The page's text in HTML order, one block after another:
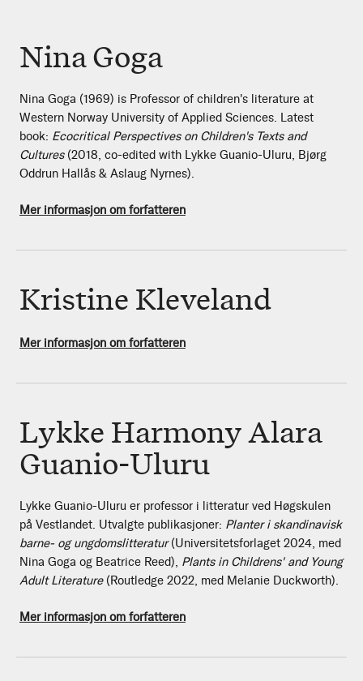
Nina Goga
Nina Goga (1969) is Professor of children's literature at
Western Norway University of Applied Sciences. Latest
book: Ecocritical Perspectives on Children's Texts and
Cultures(2018, co-edited with Lykke Guanio-Uluru, Bjørg
Oddrun Hallås & Aslaug Nyrnes).
Mer informasjon om forfatteren
Kristine Kleveland
Mer informasjon om forfatteren
Lykke Harmony Alara
Guanio-Uluru
Lykke Guanio-Uluru er professor i litteratur ved Høgskulen
på Vestlandet. Utvalgte publikasjoner: Planter i skandinavisk
barne- og ungdomslitteratur(Universitetsforlaget 2024, med
Nina Goga og Beatrice Reed), Plants in Childrens' and Young
Adult Literature(Routledge 2022, med Melanie Duckworth).
Mer informasjon om forfatteren